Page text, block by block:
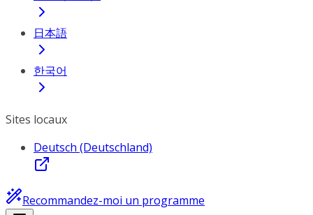
日本語
한국어
Sites locaux
Deutsch (Deutschland)
Recommandez-moi un programme